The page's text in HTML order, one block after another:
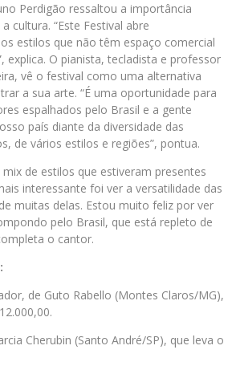
Perdigão ressaltou a importância
cultura. “Este Festival abre
estilos que não têm espaço comercial
explica. O pianista, tecladista e professor
vê o festival como uma alternativa
a sua arte. “É uma oportunidade para
espalhados pelo Brasil e a gente
país diante da diversidade das
de vários estilos e regiões”, pontua.
de estilos que estiveram presentes
interessante foi ver a versatilidade das
muitas delas. Estou muito feliz por ver
pelo Brasil, que está repleto de
o cantor.
de Guto Rabello (Montes Claros/MG),
Cherubin (Santo André/SP), que leva o